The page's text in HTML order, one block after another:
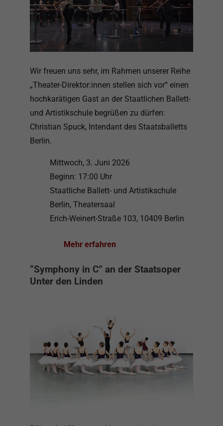
Wir freuen uns sehr, im Rahmen unserer Reihe
„Theater-Direktor:innen stellen sich vor“ einen
hochkarätigen Gast an der Staatlichen Ballett-
und Artistikschule begrüßen zu dürfen:
Christian Spuck, Intendant des Staatsballetts
Berlin.
Mittwoch, 3. Juni 2026
Beginn: 17:00 Uhr
Staatliche Ballett- und Artistikschule
Berlin, Theatersaal
Erich-Weinert-Straße 103, 10409 Berlin
Mehr erfahren
“Symphony in C” an der Staatsoper
Unter den Linden